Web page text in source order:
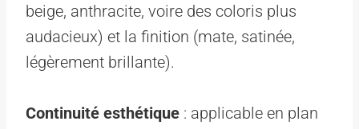
beige, anthracite, voire des coloris plus
audacieux) et la finition (mate, satinée,
légèrement brillante).
Continuité esthétique : applicable en plan